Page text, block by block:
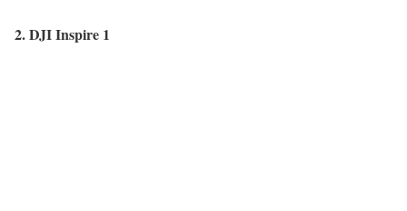
2. DJI Inspire 1